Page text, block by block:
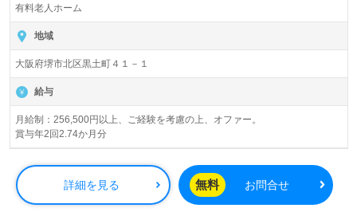
入居定員54名（全室個室）『ReHOPE堺北』CUC
HOSPICE/株式会社シーユーシー・ホスピス（本社：東京
都港区）様の運営です。北海道、東北、関東、東海、関西
エリアにホスピス型住宅施設、訪問看護事業所、訪問介護
事業所、居宅介護および重度訪問看護事業を展開されてい
◎やさしく、かけがえのない時間。『あなたがここにいて
くれて、ありがとう』◎
看護助手もしくは介護職経験のある方はもちろん、これか
ら介護職を目指したい方も幅広く募集します。急性期、緩
和ケア、療養型、ターミナルケア施設等で勤務経験のある
有料老人ホーム
地域
大阪府堺市北区黒土町４１－１
給与
月給制：256,500円以上、ご経験を考慮の上、オファー。
賞与年2回2.74か月分
詳細を見る 無料 お問合せ